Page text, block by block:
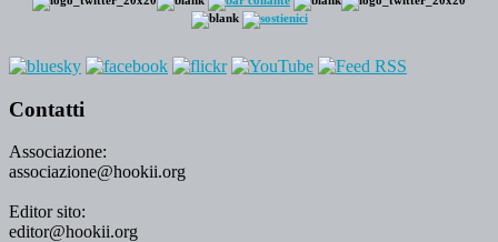
Contatti
Associazione:
associazione@hookii.org
Editor sito:
editor@hookii.org